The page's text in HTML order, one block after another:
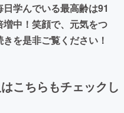
学んでいる最高齢は91
中！笑顔で、元気をつ
を是非ご覧ください！
こちらもチェックし